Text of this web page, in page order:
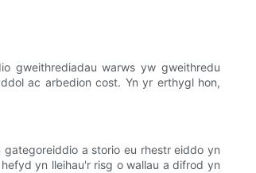
gweithrediadau warws yw gweithredu
ac arbedion cost. Yn yr erthygl hon,
a storio eu rhestr eiddo yn
yn lleihau'r risg o wallau a difrod yn